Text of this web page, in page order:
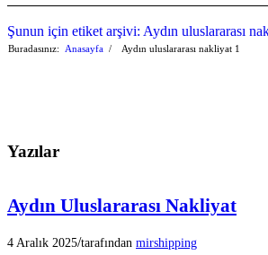
Şunun için etiket arşivi: Aydın uluslararası
Buradasınız: Anasayfa 1
/ Aydın uluslararası nakliyat
Yazılar
Aydın Uluslararası Nakliyat
4 Aralık 2025/tarafından mirshipping